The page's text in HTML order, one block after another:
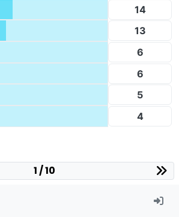
14
13
6
6
5
4
1 / 10